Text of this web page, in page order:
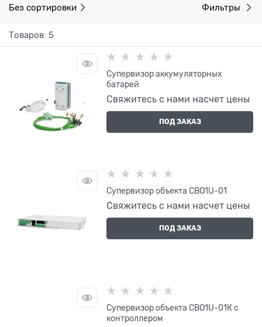
Без сортировки Фильтры
Товаров: 5
Супервизор аккумуляторных
батарей
Свяжитесь с нами насчет цены
ПОД ЗАКАЗ
Супервизор объекта СВО1U-01
Свяжитесь с нами насчет цены
ПОД ЗАКАЗ
Супервизор объекта СВО1U-01К с
контроллером